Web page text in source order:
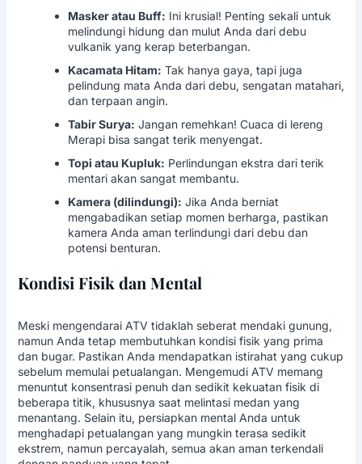
Masker atau Buff: Ini krusial! Penting sekali untuk
melindungi hidung dan mulut Anda dari debu
vulkanik yang kerap beterbangan.
Kacamata Hitam: Tak hanya gaya, tapi juga
pelindung mata Anda dari debu, sengatan matahari,
dan terpaan angin.
Tabir Surya: Jangan remehkan! Cuaca di lereng
Merapi bisa sangat terik menyengat.
Topi atau Kupluk: Perlindungan ekstra dari terik
mentari akan sangat membantu.
Kamera (dilindungi): Jika Anda berniat
mengabadikan setiap momen berharga, pastikan
kamera Anda aman terlindungi dari debu dan
potensi benturan.
Kondisi Fisik dan Mental
Meski mengendarai ATV tidaklah seberat mendaki gunung,
namun Anda tetap membutuhkan kondisi fisik yang prima
dan bugar. Pastikan Anda mendapatkan istirahat yang cukup
sebelum memulai petualangan. Mengemudi ATV memang
menuntut konsentrasi penuh dan sedikit kekuatan fisik di
beberapa titik, khususnya saat melintasi medan yang
menantang. Selain itu, persiapkan mental Anda untuk
menghadapi petualangan yang mungkin terasa sedikit
ekstrem, namun percayalah, semua akan aman terkendali